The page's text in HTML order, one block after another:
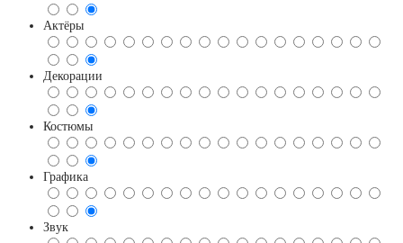
Актёры
Декорации
Костюмы
Графика
Звук